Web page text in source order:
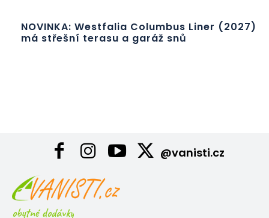
NOVINKA: Westfalia Columbus Liner (2027)
má střešní terasu a garáž snů
@vanisti.cz
obytné dodávky